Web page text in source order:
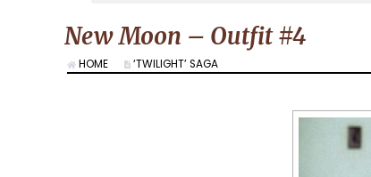
New Moon – Outfit #4
HOME ‘TWILIGHT’ SAGA